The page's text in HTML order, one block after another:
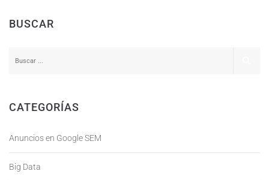
BUSCAR
CATEGORÍAS
Anuncios en Google SEM
Big Data